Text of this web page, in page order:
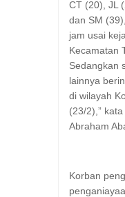
CT (20), JL
dan SM
jam usai
Kecamatan
Sedangkan
lainnya
di wilayah
(23/2),”
Abraham
Korban